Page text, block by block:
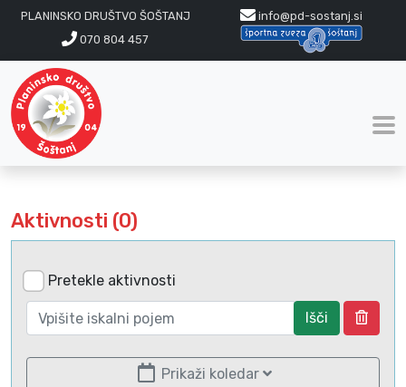
PLANINSKO DRUŠTVO ŠOŠTANJ
info@pd-sostanj.si
070 804 457
Aktivnosti (0)
Pretekle aktivnosti
Išči
Prikaži koledar